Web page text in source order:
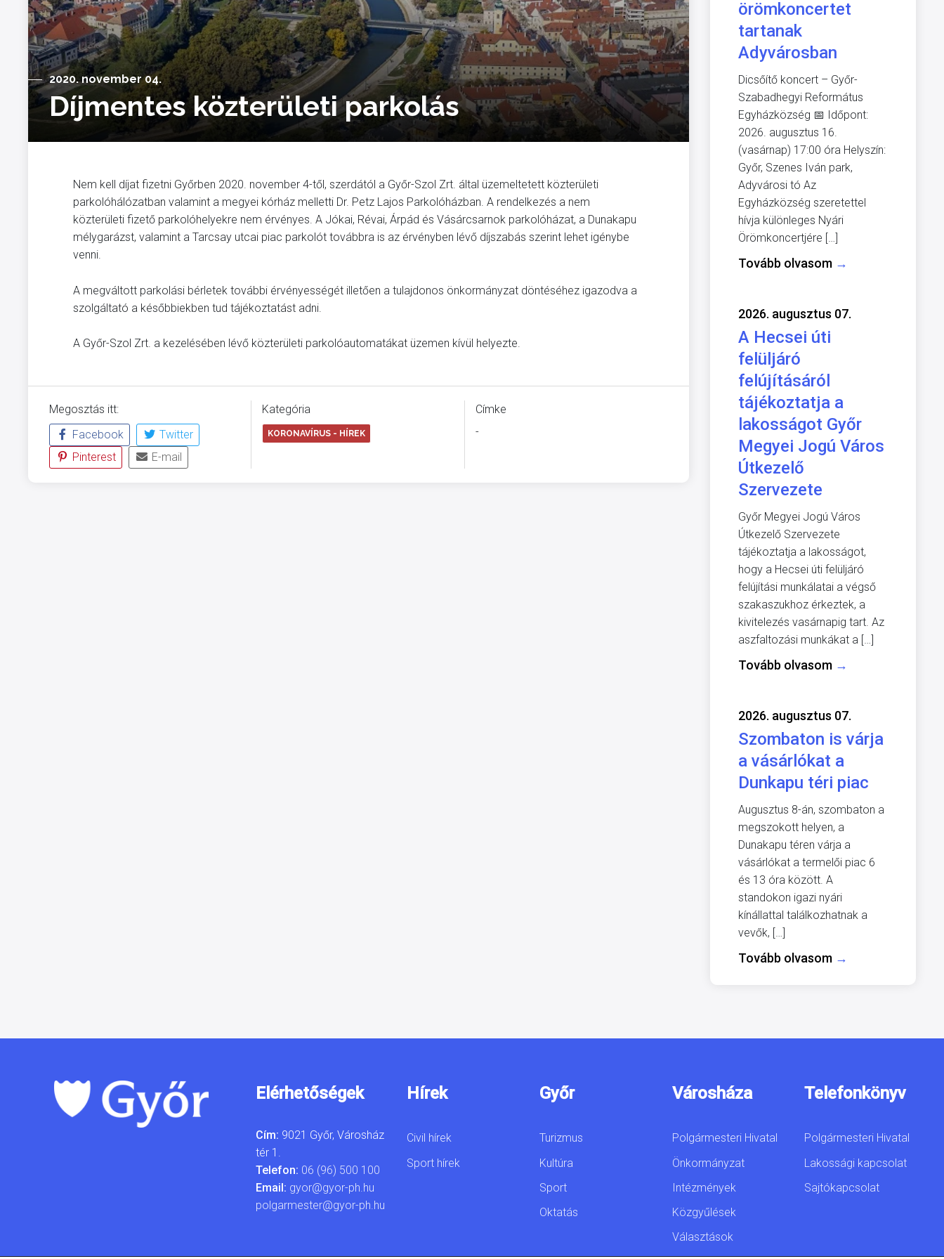
2020. november 04.
Díjmentes közterületi parkolás
Nem kell díjat fizetni Győrben 2020. november 4-től, szerdától a Győr-Szol Zrt. által üzemeltetett közterületi
parkolóhálózatban valamint a megyei kórház melletti Dr. Petz Lajos Parkolóházban. A rendelkezés a nem
közterületi fizető parkolóhelyekre nem érvényes. A Jókai, Révai, Árpád és Vásárcsarnok parkolóházat, a Dunakapu
mélygarázst, valamint a Tarcsay utcai piac parkolót továbbra is az érvényben lévő díjszabás szerint lehet igénybe
venni.
A megváltott parkolási bérletek további érvényességét illetően a tulajdonos önkormányzat döntéséhez igazodva a
szolgáltató a későbbiekben tud tájékoztatást adni.
A Győr-Szol Zrt. a kezelésében lévő közterületi parkolóautomatákat üzemen kívül helyezte.
Megosztás itt:
Facebook
Twitter
Pinterest
E-mail
Kategória
KORONAVÍRUS - HÍREK
Címke
-
örömkoncertet
tartanak
Adyvárosban
Dicsőítő koncert – Győr-
Szabadhegyi Református
Egyházközség 📅 Időpont:
2026. augusztus 16.
(vasárnap) 17:00 óra Helyszín:
Győr, Szenes Iván park,
Adyvárosi tó Az
Egyházközség szeretettel
hívja különleges Nyári
Örömkoncertjére […]
Tovább olvasom →
2026. augusztus 07.
A Hecsei úti
felüljáró
felújításáról
tájékoztatja a
lakosságot Győr
Megyei Jogú Város
Útkezelő
Szervezete
Győr Megyei Jogú Város
Útkezelő Szervezete
tájékoztatja a lakosságot,
hogy a Hecsei úti felüljáró
felújítási munkálatai a végső
szakaszukhoz érkeztek, a
kivitelezés vasárnapig tart. Az
aszfaltozási munkákat a […]
Tovább olvasom →
2026. augusztus 07.
Szombaton is várja
a vásárlókat a
Dunkapu téri piac
Augusztus 8-án, szombaton a
megszokott helyen, a
Dunakapu téren várja a
vásárlókat a termelői piac 6
és 13 óra között. A
standokon igazi nyári
kínállattal találkozhatnak a
vevők, […]
Tovább olvasom →
Elérhetőségek
Cím: 9021 Győr, Városház
tér 1.
Telefon: 06 (96) 500 100
Email: gyor@gyor-ph.hu
polgarmester@gyor-ph.hu
Hírek
Civil hírek
Sport hírek
Győr
Turizmus
Kultúra
Sport
Oktatás
Városháza
Polgármesteri Hivatal
Önkormányzat
Intézmények
Közgyűlések
Választások
Telefonkönyv
Polgármesteri Hivatal
Lakossági kapcsolat
Sajtókapcsolat